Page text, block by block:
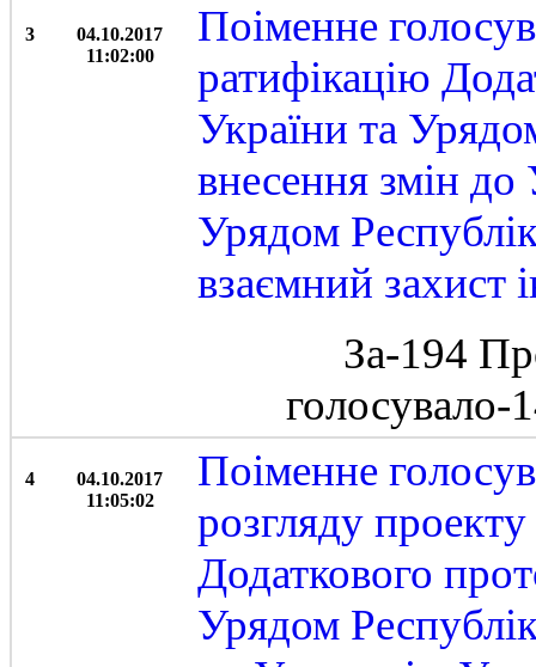
3
04.10.2017
11:02:00
Поіменне
ратифікацію
України та
внесення змін
Урядом
взаємний захист
За-194
голосувало-
4
04.10.2017
11:05:02
Поіменне
розгляду
Додаткового
Урядом